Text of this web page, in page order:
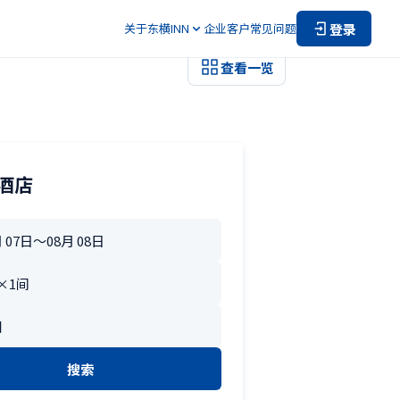
关于东横INN 企业客户常见问题 登录
查看一览
店
搜索